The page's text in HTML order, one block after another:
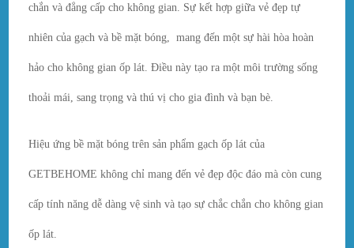
chắn và đẳng cấp cho không gian. Sự kết hợp giữa vẻ đẹp tự
nhiên của gạch và bề mặt bóng, mang đến một sự hài hòa hoàn
hảo cho không gian ốp lát. Điều này tạo ra một môi trường sống
thoải mái, sang trọng và thú vị cho gia đình và bạn bè.
Hiệu ứng bề mặt bóng trên sản phẩm gạch ốp lát của
GETBEHOME không chỉ mang đến vẻ đẹp độc đáo mà còn cung
cấp tính năng dễ dàng vệ sinh và tạo sự chắc chắn cho không gian
ốp lát.